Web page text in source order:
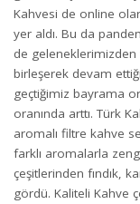
Kahvesi de online
yer aldı. Bu da
de geleneklerimizden
birleşerek devam
geçtiğimiz bayrama
oranında arttı. Türk
aromalı filtre kahve
farklı aromalarla
çeşitlerinden fındık,
gördü. Kaliteli Kahve